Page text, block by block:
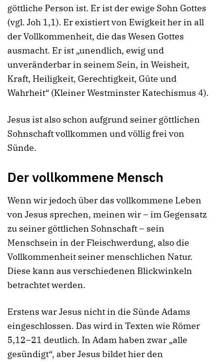
göttliche Person ist. Er ist der ewige Sohn Gottes
(vgl. Joh 1,1). Er existiert von Ewigkeit her in all
der Vollkommenheit, die das Wesen Gottes
ausmacht. Er ist „unendlich, ewig und
unveränderbar in seinem Sein, in Weisheit,
Kraft, Heiligkeit, Gerechtigkeit, Güte und
Wahrheit“ (Kleiner Westminster Katechismus 4).
Jesus ist also schon aufgrund seiner göttlichen
Sohnschaft vollkommen und völlig frei von
Sünde.
Der vollkommene Mensch
Wenn wir jedoch über das vollkommene Leben
von Jesus sprechen, meinen wir – im Gegensatz
zu seiner göttlichen Sohnschaft – sein
Menschsein in der Fleischwerdung, also die
Vollkommenheit seiner menschlichen Natur.
Diese kann aus verschiedenen Blickwinkeln
betrachtet werden.
Erstens war Jesus nicht in die Sünde Adams
eingeschlossen. Das wird in Texten wie Römer
5,12–21 deutlich. In Adam haben zwar „alle
gesündigt“, aber Jesus bildet hier den